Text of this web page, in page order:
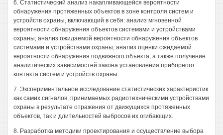
6. Статистический анализ накапливающейся вероятности
обнаружения протяженных объектов в зоне контроля систем и
устройств охраны, включающий в себя: анализ мгновенной
вероятности обнаружения объектов системами и устройствами
охраны; анализ ожидаемой вероятности обнаружения объектов
системами и устройствами охраны; анализ оценки ожидаемой
вероятности обнаружения подвижного объекта, а также получение
аналитических зависимостей закона установления приборного
контакта систем и устройств охраны.
7. Экспериментальное исследование статистических характеристик
как самих сигналов, принимаемых радиотехническими устройствами
охраны в результате отражения от движущихся протяженных
объектов, так и длительностей выбросов их огибающих.
8. Разработка методики проектирования и осуществление выбора